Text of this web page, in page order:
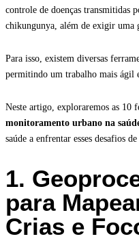
controle de doenças transmitidas
chikungunya, além de exigir uma
Para isso, existem diversas
permitindo um trabalho mais ágil
Neste artigo, exploraremos as 10
monitoramento urbano na
saúde a enfrentar esses desafios
1.
para
Crias e